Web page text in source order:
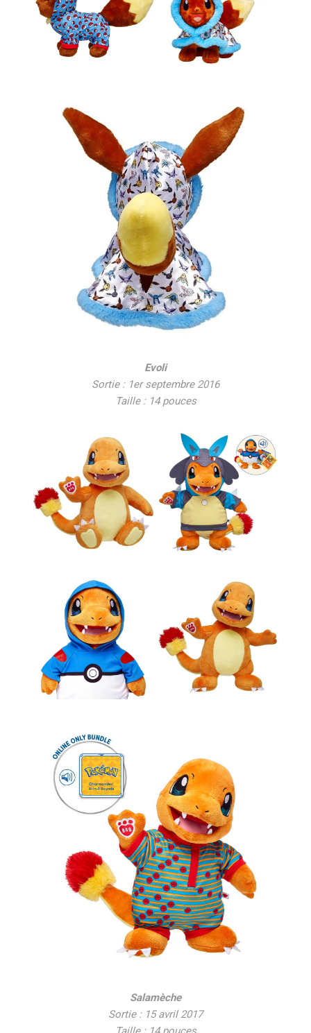
Evoli
Sortie : 1er septembre 2016
Taille : 14 pouces
Salamèche
Sortie : 15 avril 2017